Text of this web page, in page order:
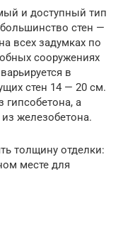
и доступный тип
стен —
всех задумках по
сооружениях
в
стен 14 — 20 см.
а
железобетона.
толщину отделки:
месте для